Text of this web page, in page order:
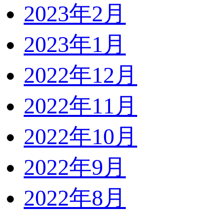
2023年2月
2023年1月
2022年12月
2022年11月
2022年10月
2022年9月
2022年8月